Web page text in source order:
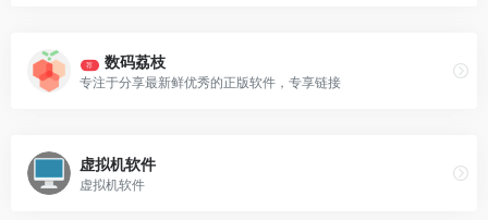
荐 数码荔枝
专注于分享最新鲜优秀的正版软件，专享链接
虚拟机软件
虚拟机软件